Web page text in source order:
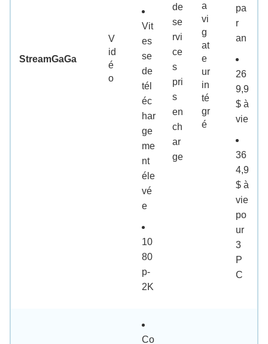
StreamGaGa
V
id
é
o
Vit
es
se
de
tél
éc
har
ge
me
nt
éle
vé
e
10
80
p-
2K
de
se
rvi
ce
s
pri
s
en
ch
ar
ge
a
vi
g
at
e
ur
in
té
gr
é
pa
r
an
26
9,9
$ à
vie
36
4,9
$ à
vie
po
ur
3
P
C
Co